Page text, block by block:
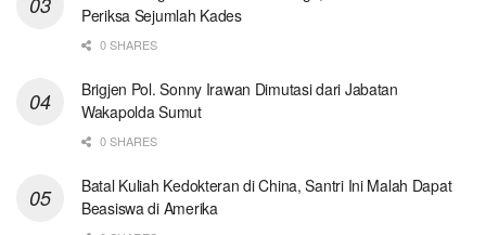
Periksa Sejumlah Kades
0 SHARES
Brigjen Pol. Sonny Irawan Dimutasi dari Jabatan
Wakapolda Sumut
0 SHARES
Batal Kuliah Kedokteran di China, Santri Ini Malah Dapat
Beasiswa di Amerika